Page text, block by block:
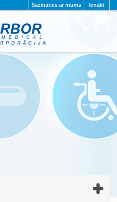
Ienākt
Sazināties ar mums
PROJEKTI
KONTAKTI